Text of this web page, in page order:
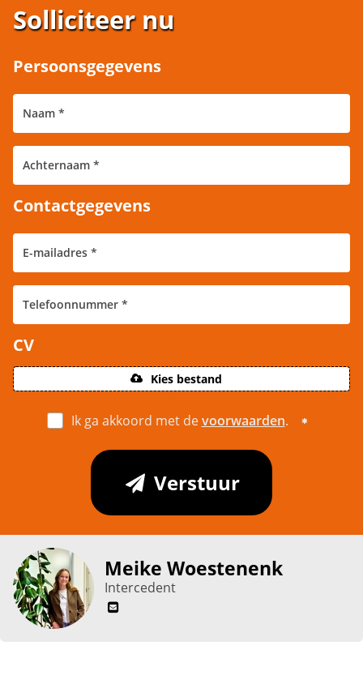
Meike Woestenenk
Intercedent
Solliciteer nu
Persoonsgegevens
Contactgegevens
CV
Kies bestand
Ik ga akkoord met devoorwaarden.
Verstuur